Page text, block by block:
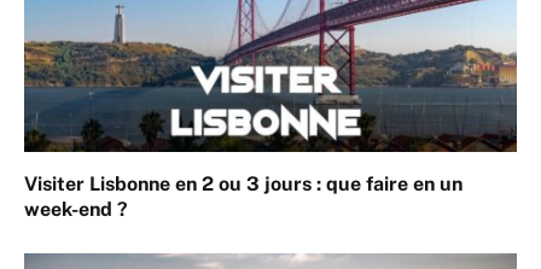
Visiter Lisbonne en 2 ou 3 jours : que faire en un
week-end ?